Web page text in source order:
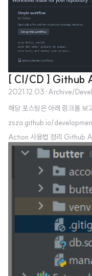
[ CI/CD ] Github
2021.12.03 ·Archive/
해당 포스팅은 아래 링크를
zsza.github.io/
Action 사용법 정리 Github
글입니다 Github Action으로
에 업로드하는 예제가 있습
with cron, Github a
적으로 하는 작은 프로젝트를
크게 없었던 것 같다. CI/CD